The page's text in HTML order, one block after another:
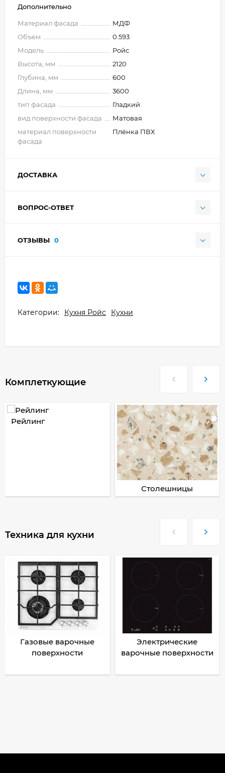
Дополнительно
Материал фасада
МДФ
Объем
0.593
Модель
Ройс
Высота, мм
2120
Глубина, мм
600
Длина, мм
3600
тип фасада
Гладкий
вид поверхности фасада
Матовая
материал поверхности
фасада
Плёнка ПВХ
ДОСТАВКА
ВОПРОС-ОТВЕТ
ОТЗЫВЫ 0
Категории: Кухня Ройс Кухни
Комплеткующие
Рейлинг
Столешницы
Техника для кухни
Газовые варочные
поверхности
Электрические
варочные поверхности